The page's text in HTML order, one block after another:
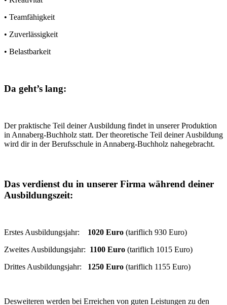
• Teamfähigkeit
• Zuverlässigkeit
• Belastbarkeit
Da geht’s lang:
Der praktische Teil deiner Ausbildung findet in unserer Produktion
in Annaberg-Buchholz statt. Der theoretische Teil deiner Ausbildung
wird dir in der Berufsschule in Annaberg-Buchholz nahegebracht.
Das verdienst du in unserer Firma während deiner
Ausbildungszeit:
Erstes Ausbildungsjahr: 1020 Euro (tariflich 930 Euro)
Zweites Ausbildungsjahr: 1100 Euro (tariflich 1015 Euro)
Drittes Ausbildungsjahr: 1250 Euro (tariflich 1155 Euro)
Desweiteren werden bei Erreichen von guten Leistungen zu den